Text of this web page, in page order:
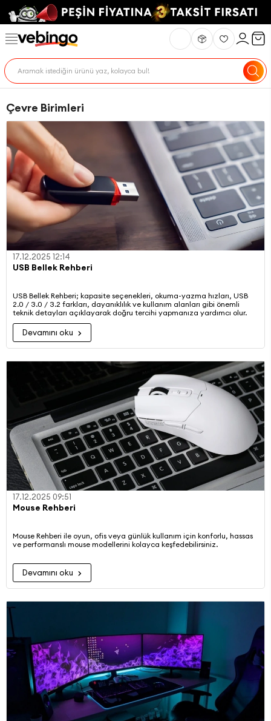
Çevre Birimleri
17.12.2025 12:14
USB Bellek Rehberi
USB Bellek Rehberi; kapasite seçenekleri, okuma-yazma hızları, USB
2.0 / 3.0 / 3.2 farkları, dayanıklılık ve kullanım alanları gibi önemli
teknik detayları açıklayarak doğru tercihi yapmanıza yardımcı olur.
Devamını oku
17.12.2025 09:51
Mouse Rehberi
Mouse Rehberi ile oyun, ofis veya günlük kullanım için konforlu, hassas
ve performanslı mouse modellerini kolayca keşfedebilirsiniz.
Devamını oku